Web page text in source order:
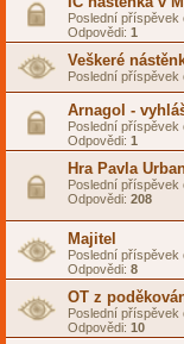
Poslední příspěvek
Odpovědi: 1
Veškeré
Poslední příspěvek
Arnagol -
Poslední příspěvek
Odpovědi: 1
Hra Pavla
Poslední příspěvek
Odpovědi: 208
Majitel
Poslední příspěvek
Odpovědi: 8
OT z
Poslední příspěvek
Odpovědi: 10